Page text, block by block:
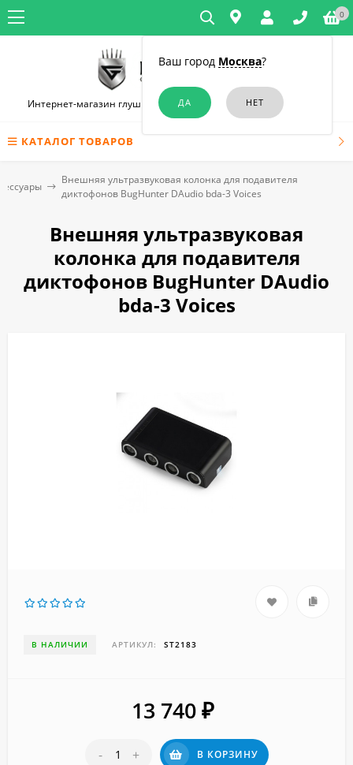
Ваш город Москва?
0
Интернет-магазин глушилок связи и диктофонов в Челябинске
КАТАЛОГ ТОВАРОВ
Внешняя ультразвуковая колонка для подавителя
диктофонов BugHunter DAudio bda-3 Voices
Внешняя ультразвуковая
колонка для подавителя
диктофонов BugHunter DAudio
bda-3 Voices
В НАЛИЧИИ АРТИКУЛ: ST2183
13 740 ₽
- + В КОРЗИНУ